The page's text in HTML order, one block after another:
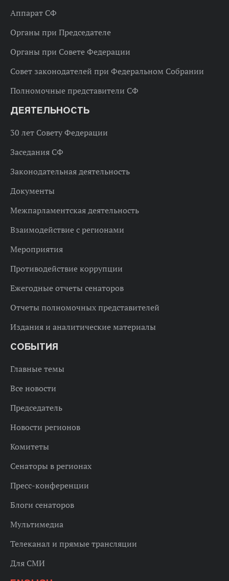
Аппарат СФ
Органы при Председателе
Органы при Совете Федерации
Совет законодателей при Федеральном Собрании
Полномочные представители СФ
ДЕЯТЕЛЬНОСТЬ
30 лет Совету Федерации
Заседания СФ
Законодательная деятельность
Документы
Межпарламентская деятельность
Взаимодействие с регионами
Мероприятия
Противодействие коррупции
Ежегодные отчеты сенаторов
Отчеты полномочных представителей
Издания и аналитические материалы
СОБЫТИЯ
Главные темы
Все новости
Председатель
Новости регионов
Комитеты
Сенаторы в регионах
Пресс-конференции
Блоги сенаторов
Мультимедиа
Телеканал и прямые трансляции
Для СМИ